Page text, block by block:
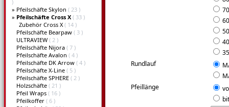
)
» Pfeilschäfte Skylon ( 23 )
» Pfeilschäfte Cross X ( 33 )
Zubehör Cross X( 14 )
Pfeilschäfte Bearpaw ( 3 )
ULTRAVIEW ( 2 )
Pfeilschäfte Nijora ( 7 )
Pfeilschäfte Avalon ( 4 )
Pfeilschäfte DK Arrow ( 4 )
Pfeilschäfte X-Line ( 5 )
Pfeilschäfte SPHERE ( 2 )
Holzschäfte ( 21 )
Pfeil Wraps ( 16 )
Pfeilkoffer ( 6 )
Rundlauf
Pfeillänge